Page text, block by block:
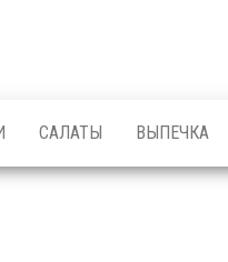
САЛАТЫ ВЫПЕЧКА